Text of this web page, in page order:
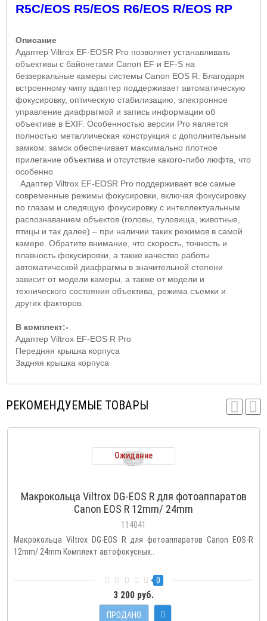
R5C/EOS R5/EOS R6/EOS R/EOS RP
Описание
Адаптер Viltrox EF-EOSR Pro позволяет устанавливать
объективы с байонетами Canon EF и EF-S на
беззеркальные камеры системы Canon EOS R. Благодаря
встроенному чипу адаптер поддерживает автоматическую
фокусировку, оптическую стабилизацию, электронное
управление диафрагмой и запись информации об
объективе в EXIF. Особенностью версии Pro является
полностью металлическая конструкция с дополнительным
замком: замок обеспечивает максимально плотное
прилегание объектива и отсутствие какого-либо люфта, что
особенно
Адаптер Viltrox EF-EOSR Pro поддерживает все самые
современные режимы фокусировки, включая фокусировку
по глазам и следящую фокусировку с интеллектуальным
распознаванием объектов (головы, туловища, животные,
птицы и так далее) – при наличии таких режимов в самой
камере. Обратите внимание, что скорость, точность и
плавность фокусировки, а также качество работы
автоматической диафрагмы в значительной степени
зависит от модели камеры, а также от модели и
технического состояния объектива, режима съемки и
других факторов.
В комплект:-
Адаптер Viltrox EF-EOS R Pro
Передняя крышка корпуса
Задняя крышка корпуса
РЕКОМЕНДУЕМЫЕ ТОВАРЫ
Ожидание
Макрокольца Viltrox DG-EOS R для фотоаппаратов
Canon EOS R 12mm/ 24mm
114041
Макрокольца Viltrox DG-EOS R для фотоаппаратов Canon EOS-R
12mm/ 24mm Комплект автофокусных..
0
3 200 руб.
ПРОДАНО